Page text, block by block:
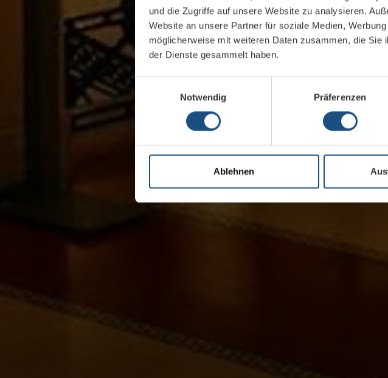
und die Zugriffe auf unsere Website zu analysieren.
Website an unsere Partner für soziale Medien,
möglicherweise mit weiteren Daten zusammen, die
der Dienste gesammelt haben.
Notwendig
Präferenzen
Ablehnen